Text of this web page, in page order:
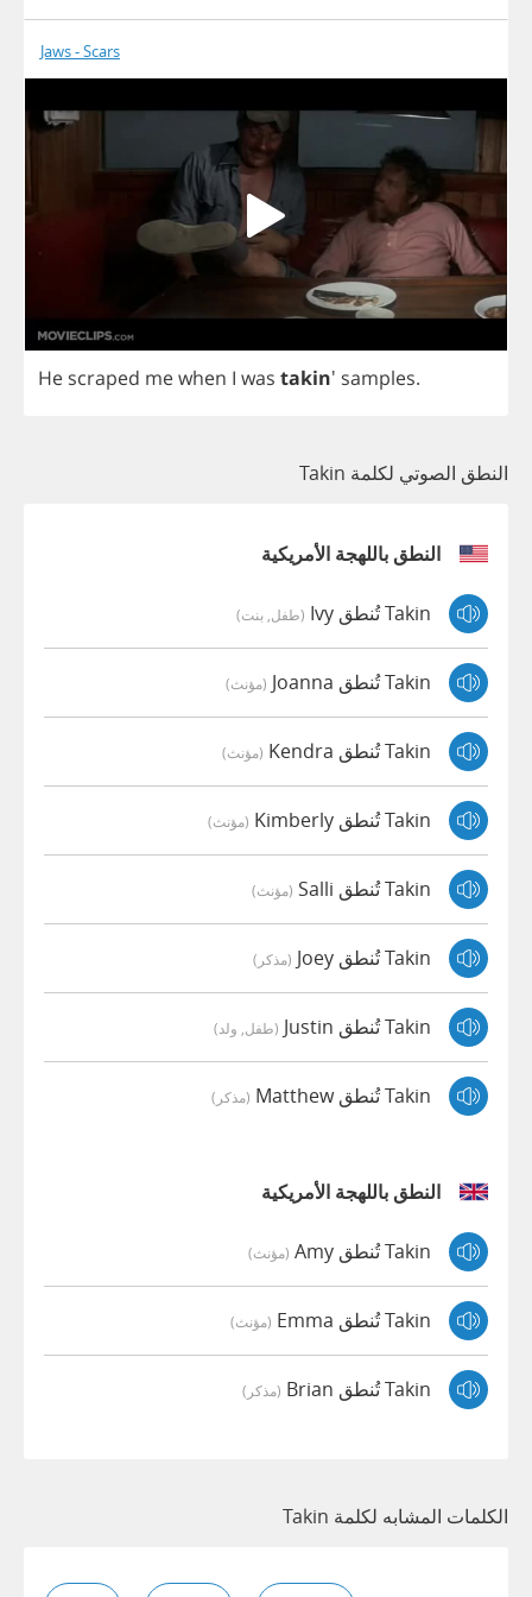
Jaws - Scars
He scraped mewhen I was takin' samples.
النطق الصوتي لكلمة Takin
النطق باللهجة الأمريكية
Takin تُنطق Ivy (طفل, بنت)
Takin تُنطق Joanna (مؤنث)
Takin تُنطق Kendra (مؤنث)
Takin تُنطق Kimberly (مؤنث)
Takin تُنطق Salli (مؤنث)
Takin تُنطق Joey (مذكر)
Takin تُنطق Justin (طفل, ولد)
Takin تُنطق Matthew (مذكر)
النطق باللهجة الأمريكية
Takin تُنطق Amy (مؤنث)
Takin تُنطق Emma (مؤنث)
Takin تُنطق Brian (مذكر)
الكلمات المشابه لكلمة Takin